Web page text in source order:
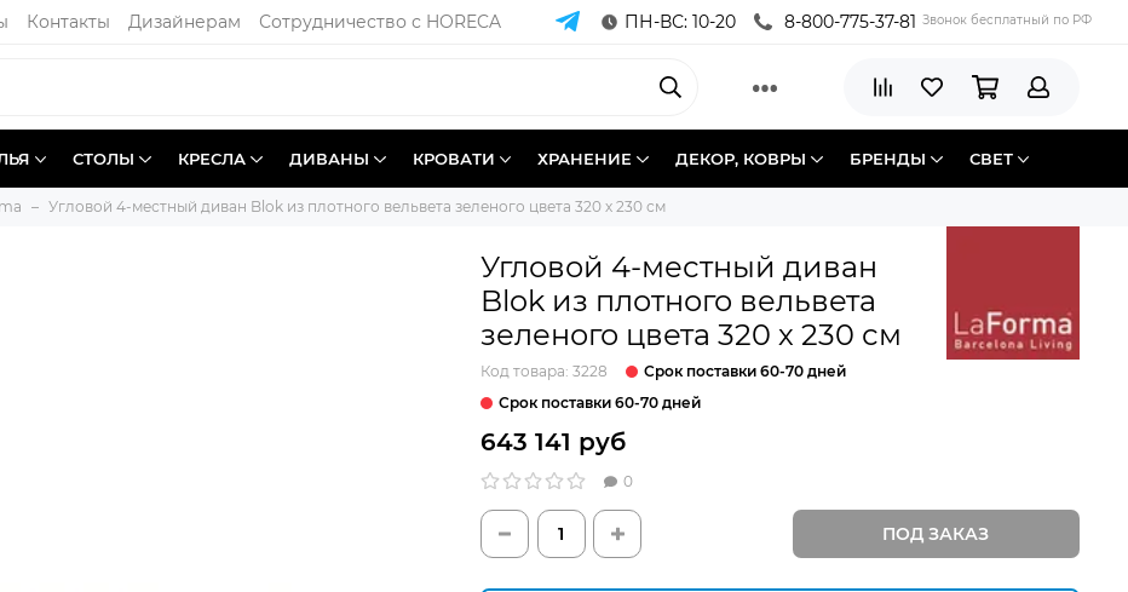
Контакты Дизайнерам Сотрудничество с HORECA ПН-ВС: 10-20 8-800-775-37-81 Звонок бесплатный по РФ
СТОЛЫ КРЕСЛА ДИВАНЫ КРОВАТИ ХРАНЕНИЕ ДЕКОР, КОВРЫ БРЕНДЫ СВЕТ
Угловой 4-местный диван Blok из плотного вельвета зеленого цвета 320 х 230 см
Угловой 4-местный диван
Blok из плотного вельвета
зеленого цвета 320 х 230 см
Код товара: 3228
Срок поставки 60-70 дней
Срок поставки 60-70 дней
643 141 руб
0
ПОД ЗАКАЗ